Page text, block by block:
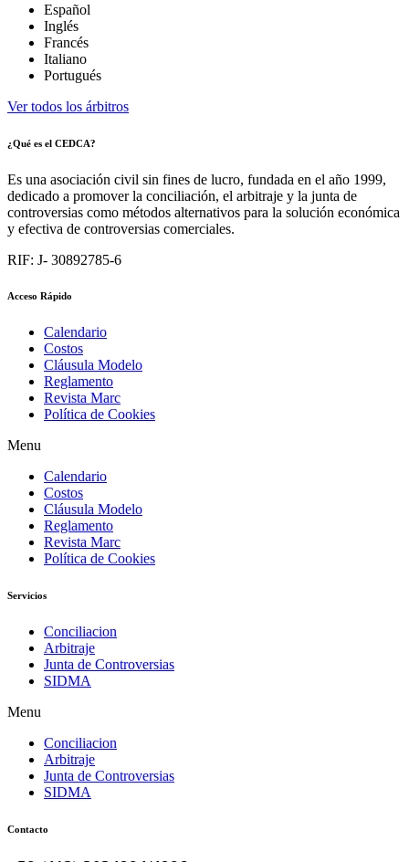
Español
Inglés
Francés
Italiano
Portugués
Ver todos los árbitros
¿Qué es el CEDCA?
Es una asociación civil sin fines de lucro, fundada en el año 1999,
dedicado a promover la conciliación, el arbitraje y la junta de
controversias como métodos alternativos para la solución económica
y efectiva de controversias comerciales.
RIF: J- 30892785-6
Acceso Rápido
Calendario
Costos
Cláusula Modelo
Reglamento
Revista Marc
Política de Cookies
Menu
Calendario
Costos
Cláusula Modelo
Reglamento
Revista Marc
Política de Cookies
Servicios
Conciliacion
Arbitraje
Junta de Controversias
SIDMA
Menu
Conciliacion
Arbitraje
Junta de Controversias
SIDMA
Contacto